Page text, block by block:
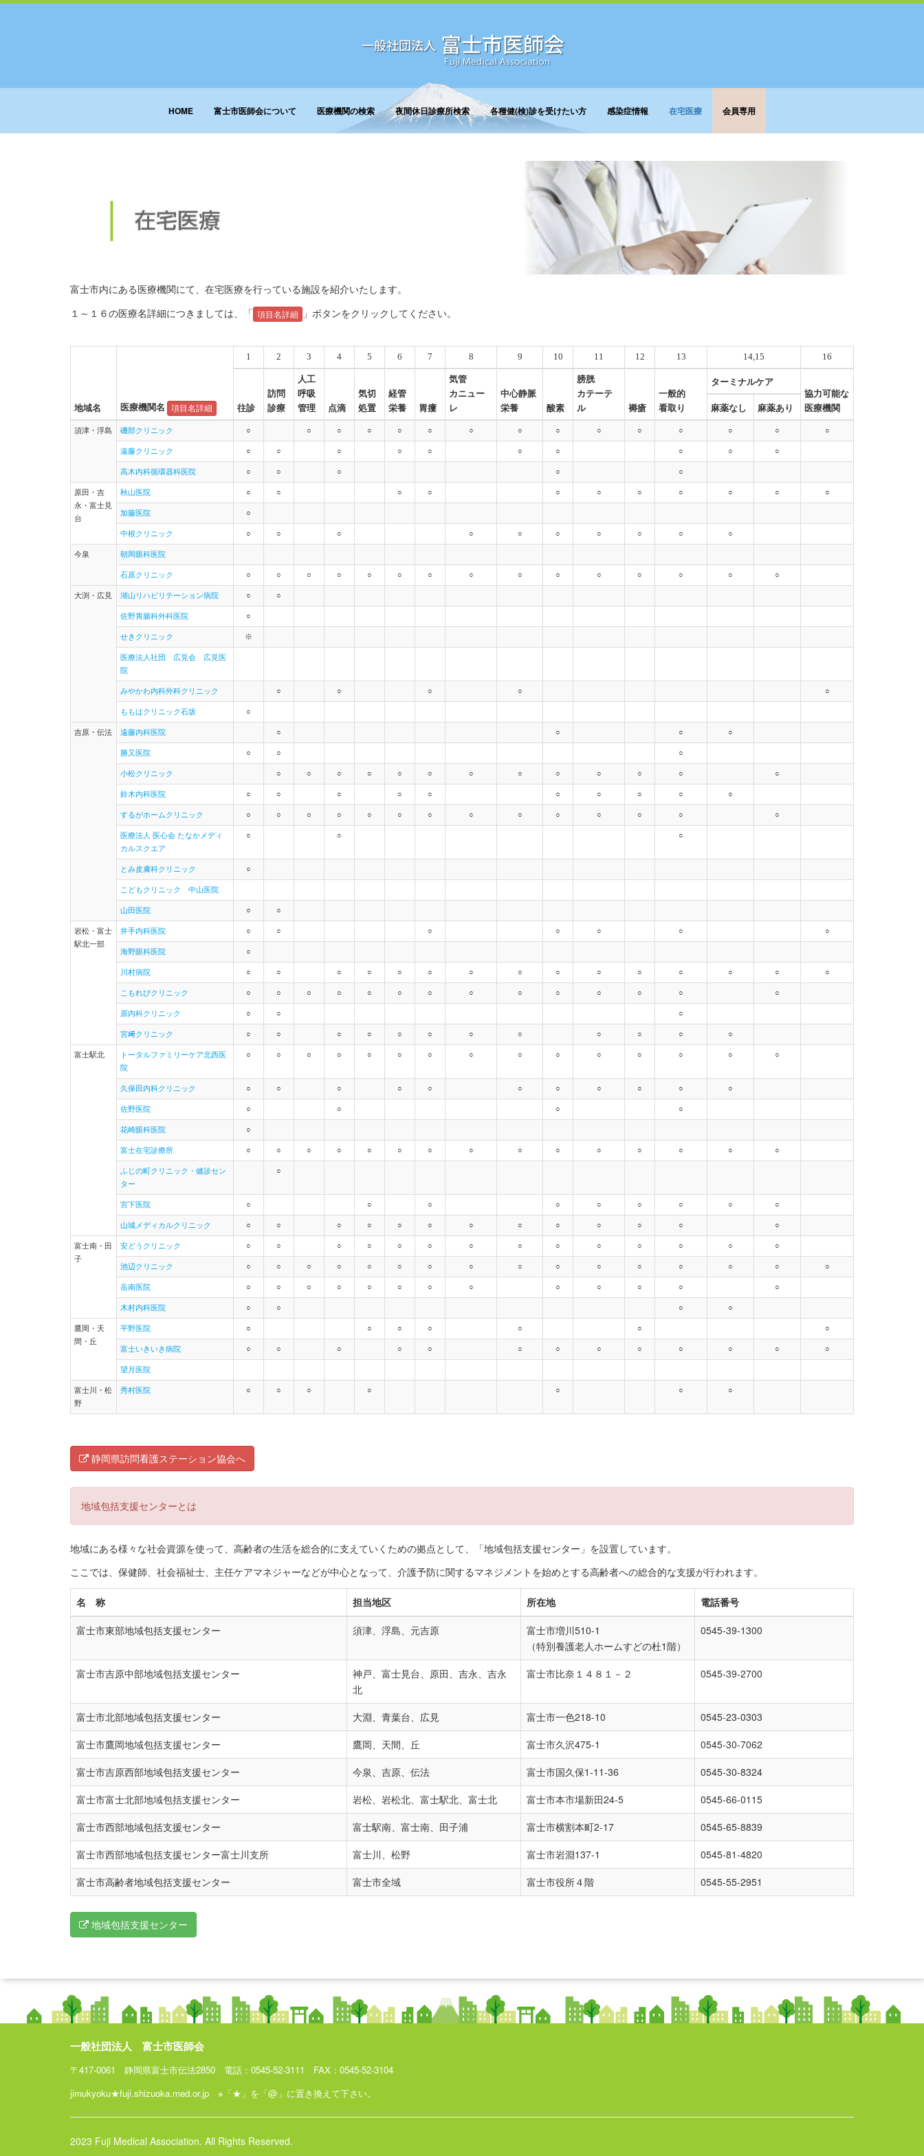
HOME 富士市医師会について 医療機関の検索 夜間休日診療所検索 各種健(検)診を受けたい方 感染症情報 在宅医療 会員専用
富士市内にある医療機関にて、在宅医療を行っている施設を紹介いたします。
１～１６の医療名詳細につきましては、「 項目名詳細 」ボタンをクリックしてください。
地域名 医療機関名 項目名詳細
1 2 3 4 5 6 7 8 9 10 11 12 13 14,15 16
往診
訪問
診療
人工
呼吸
管理
点滴
気切
処置
経管
栄養
胃瘻
気管
カニュー
レ
中心静脈
栄養
酸素
膀胱
カテーテ
ル
褥瘡
一般的
看取り
ターミナルケア
協力可能な
医療機関
麻薬なし 麻薬あり
須津・浮島 磯部クリニック ○ ○ ○ ○ ○ ○ ○ ○ ○ ○ ○ ○ ○ ○ ○
遠藤クリニック ○ ○ ○ ○ ○ ○ ○ ○ ○ ○
高木内科循環器科医院 ○ ○ ○ ○ ○
原田・吉
永・富士見
台
秋山医院 ○ ○ ○ ○ ○ ○ ○ ○ ○ ○ ○
加藤医院 ○
中根クリニック ○ ○ ○ ○ ○ ○ ○ ○ ○ ○
今泉 朝岡眼科医院
石原クリニック ○ ○ ○ ○ ○ ○ ○ ○ ○ ○ ○ ○ ○ ○ ○
大渕・広見 湖山リハビリテーション病院 ○ ○
佐野胃腸科外科医院 ○
せきクリニック ※
医療法人社団 広見会 広見医
院
みやかわ内科外科クリニック ○ ○ ○ ○ ○
ももはクリニック石坂 ○
吉原・伝法 遠藤内科医院 ○ ○ ○ ○
勝又医院 ○ ○ ○
小松クリニック ○ ○ ○ ○ ○ ○ ○ ○ ○ ○ ○ ○ ○
鈴木内科医院 ○ ○ ○ ○ ○ ○ ○ ○ ○ ○
するがホームクリニック ○ ○ ○ ○ ○ ○ ○ ○ ○ ○ ○ ○ ○ ○
医療法人 医心会 たなかメディ
カルスクエア
○ ○ ○
とみ皮膚科クリニック ○
こどもクリニック 中山医院
山田医院 ○ ○
岩松・富士
駅北一部
井手内科医院 ○ ○ ○ ○ ○ ○ ○
海野眼科医院 ○
川村病院 ○ ○ ○ ○ ○ ○ ○ ○ ○ ○ ○ ○ ○ ○ ○
こもれびクリニック ○ ○ ○ ○ ○ ○ ○ ○ ○ ○ ○ ○ ○ ○
原内科クリニック ○ ○ ○
宮﨑クリニック ○ ○ ○ ○ ○ ○ ○ ○ ○ ○ ○ ○
富士駅北
トータルファミリーケア北西医
院
○ ○ ○ ○ ○ ○ ○ ○ ○ ○ ○ ○ ○ ○ ○
久保田内科クリニック ○ ○ ○ ○ ○ ○ ○ ○ ○ ○ ○
佐野医院 ○ ○ ○ ○
花崎眼科医院 ○
富士在宅診療所 ○ ○ ○ ○ ○ ○ ○ ○ ○ ○ ○ ○ ○ ○ ○
ふじの町クリニック・健診セン
ター
○
宮下医院 ○ ○ ○ ○ ○ ○ ○ ○ ○
山城メディカルクリニック ○ ○ ○ ○ ○ ○ ○ ○ ○ ○ ○ ○ ○
富士南・田
子
安どうクリニック ○ ○ ○ ○ ○ ○ ○ ○ ○ ○ ○ ○ ○ ○
池辺クリニック ○ ○ ○ ○ ○ ○ ○ ○ ○ ○ ○ ○ ○ ○ ○ ○
岳南医院 ○ ○ ○ ○ ○ ○ ○ ○ ○ ○ ○ ○ ○
木村内科医院 ○ ○ ○ ○
鷹岡・天
間・丘
平野医院 ○ ○ ○ ○ ○ ○ ○
富士いきいき病院 ○ ○ ○ ○ ○ ○ ○ ○ ○ ○ ○ ○ ○
望月医院
富士川・松
野
秀村医院 ○ ○ ○ ○ ○ ○ ○
静岡県訪問看護ステーション協会へ
地域包括支援センターとは
地域にある様々な社会資源を使って、高齢者の生活を総合的に支えていくための拠点として、「地域包括支援センター」を設置しています。
ここでは、保健師、社会福祉士、主任ケアマネジャーなどが中心となって、介護予防に関するマネジメントを始めとする高齢者への総合的な支援が行われます。
名 称 担当地区 所在地 電話番号
富士市東部地域包括支援センター 須津、浮島、元吉原
富士市増川510-1
（特別養護老人ホームすどの杜1階）
0545-39-1300
富士市吉原中部地域包括支援センター
神戸、富士見台、原田、吉永、吉永
北
富士市比奈１４８１－２ 0545-39-2700
富士市北部地域包括支援センター 大淵、青葉台、広見 富士市一色218-10
0545-23-0303
富士市鷹岡地域包括支援センター
鷹岡、天間、丘 富士市久沢475-1
0545-30-7062
富士市吉原西部地域包括支援センター
今泉、吉原、伝法 富士市国久保1-11-36
0545-30-8324
富士市富士北部地域包括支援センター
岩松、岩松北、富士駅北、富士北 富士市本市場新田24-5
0545-66-0115
富士市西部地域包括支援センター
富士駅南、富士南、田子浦 富士市横割本町2-17
0545-65-8839
富士市西部地域包括支援センター富士川支所
富士川、松野 富士市岩淵137-1
0545-81-4820
富士市高齢者地域包括支援センター
富士市全域 富士市役所４階 0545-55-2951
地域包括支援センター
一般社団法人 富士市医師会
〒417-0061 静岡県富士市伝法2850 電話：0545-52-3111 FAX：0545-52-3104
jimukyoku★fuji.shizuoka.med.or.jp ※「★」を「@」に置き換えて下さい。
2023 Fuji Medical Association. All Rights Reserved.